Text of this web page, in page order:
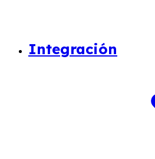
Integración